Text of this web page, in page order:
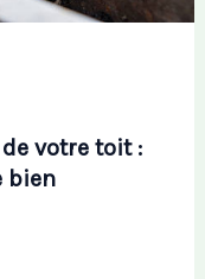
votre toit :
bien